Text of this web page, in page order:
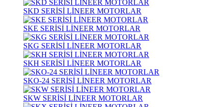
SKD SERİSİ LİNEER MOTORLAR
SKE SERİSİ LİNEER MOTORLAR
SKG SERİSİ LİNEER MOTORLAR
SKH SERİSİ LİNEER MOTORLAR
SKO-24 SERİSİ LİNEER MOTORLAR
SKW SERİSİ LİNEER MOTORLAR